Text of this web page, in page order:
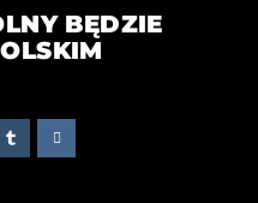
BĘDZIE